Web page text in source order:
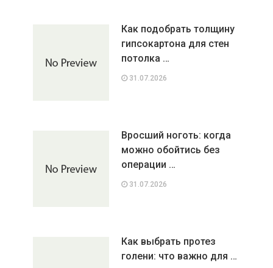
Как подобрать толщину
гипсокартона для стен
потолка …
31.07.2026
Вросший ноготь: когда
можно обойтись без
операции …
31.07.2026
Как выбрать протез
голени: что важно для …